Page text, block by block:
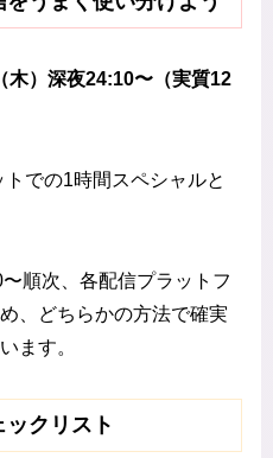
木）深夜24:10〜（実質12
での1時間スペシャルと
順次、各配信プラットフ
、どちらかの方法で確実
ます。
クリスト